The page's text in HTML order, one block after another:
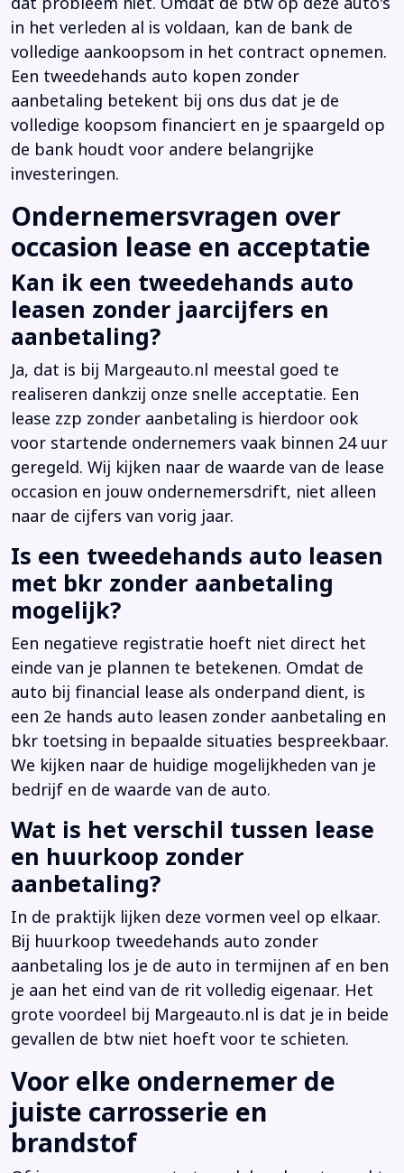
in het verleden al is voldaan, kan de bank de
volledige aankoopsom in het contract opnemen.
Een tweedehands auto kopen zonder
aanbetaling betekent bij ons dus dat je de
volledige koopsom financiert en je spaargeld op
de bank houdt voor andere belangrijke
investeringen.
Ondernemersvragen over
occasion lease en acceptatie
Kan ik een tweedehands auto
leasen zonder jaarcijfers en
aanbetaling?
Ja, dat is bij Margeauto.nl meestal goed te
realiseren dankzij onze snelle acceptatie. Een
lease zzp zonder aanbetaling is hierdoor ook
voor startende ondernemers vaak binnen 24 uur
geregeld. Wij kijken naar de waarde van de lease
occasion en jouw ondernemersdrift, niet alleen
naar de cijfers van vorig jaar.
Is een tweedehands auto leasen
met bkr zonder aanbetaling
mogelijk?
Een negatieve registratie hoeft niet direct het
einde van je plannen te betekenen. Omdat de
auto bij financial lease als onderpand dient, is
een 2e hands auto leasen zonder aanbetaling en
bkr toetsing in bepaalde situaties bespreekbaar.
We kijken naar de huidige mogelijkheden van je
bedrijf en de waarde van de auto.
Wat is het verschil tussen lease
en huurkoop zonder
aanbetaling?
In de praktijk lijken deze vormen veel op elkaar.
Bij huurkoop tweedehands auto zonder
aanbetaling los je de auto in termijnen af en ben
je aan het eind van de rit volledig eigenaar. Het
grote voordeel bij Margeauto.nl is dat je in beide
gevallen de btw niet hoeft voor te schieten.
Voor elke ondernemer de
juiste carrosserie en
brandstof